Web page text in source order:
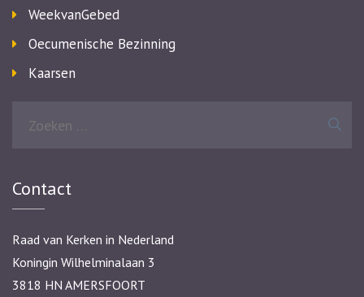
WeekvanGebed
Oecumenische Bezinning
Kaarsen
Contact
Raad van Kerken in Nederland
Koningin Wilhelminalaan 3
3818 HN AMERSFOORT